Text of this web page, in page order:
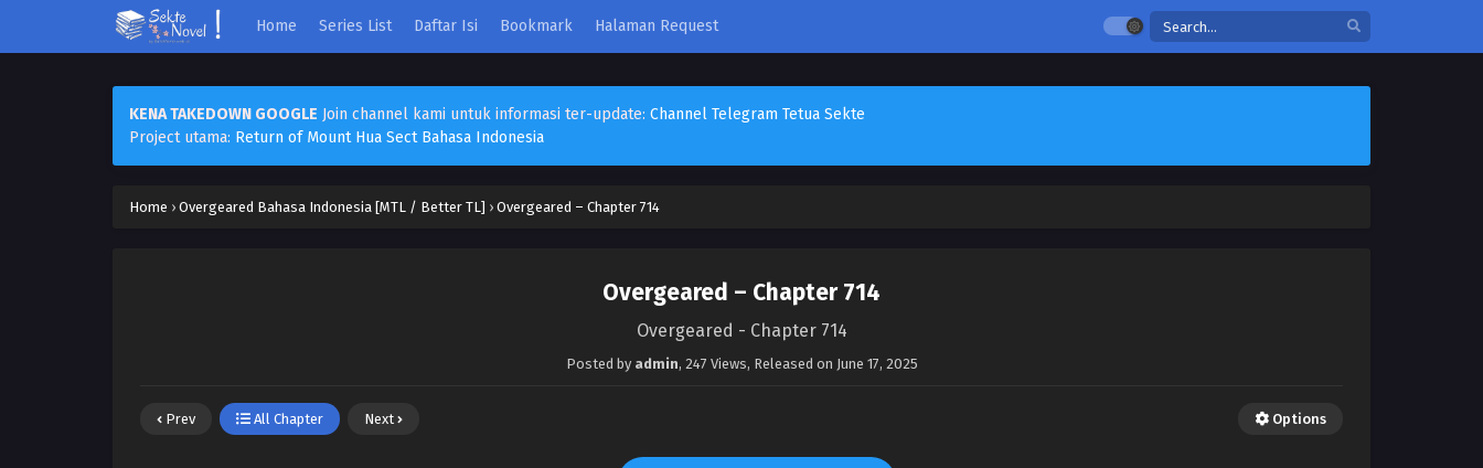
Home Series List Daftar Isi Bookmark Halaman Request
KENA TAKEDOWN GOOGLE Join channel kami untuk informasi ter-update: Channel Telegram Tetua Sekte
Project utama: Return of Mount Hua Sect Bahasa Indonesia
Home › Overgeared Bahasa Indonesia [MTL / Better TL] › Overgeared – Chapter 714
Overgeared – Chapter 714
Overgeared - Chapter 714
Posted by admin, 247 Views, Released on June 17, 2025
Prev All Chapter Next Options